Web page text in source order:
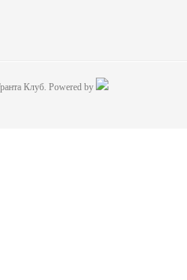
Клуб. Powered by